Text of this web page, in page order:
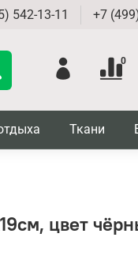
542-13-11 +7
0
Ткани
цвет